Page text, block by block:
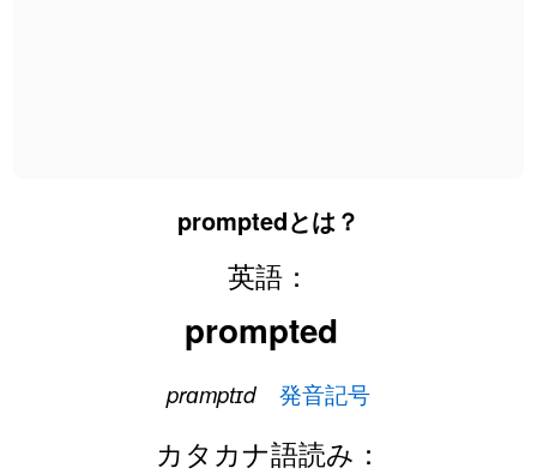
promptedとは？
英語：
prompted
prɑmptɪd 発音記号
カタカナ語読み：